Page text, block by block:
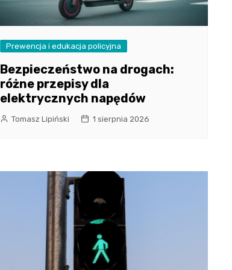
Prewencja i edukacja policyjna
Bezpieczeństwo na drogach:
różne przepisy dla
elektrycznych napędów
Tomasz Lipiński 1 sierpnia 2026